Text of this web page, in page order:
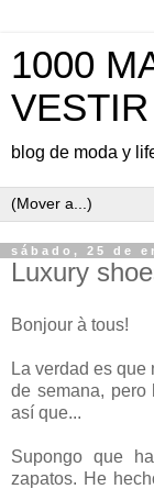
1000
VESTIR
blog de moda y
sábado, 25 de
Luxury
Bonjour à tous!
La verdad es
de semana, pero
así que...
Supongo que
zapatos. He